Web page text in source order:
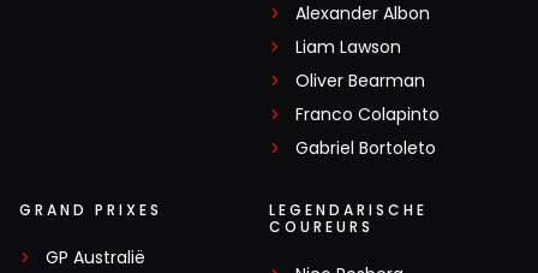
Alexander Albon
Liam Lawson
Oliver Bearman
Franco Colapinto
Gabriel Bortoleto
GRAND PRIXES
GP Australië
LEGENDARISCHE
COUREURS